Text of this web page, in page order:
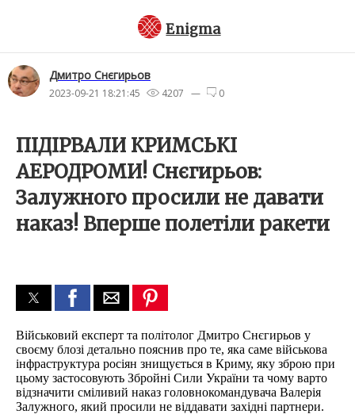
Enigma
Дмитро Снєгирьов
2023-09-21 18:21:45 4207 — 0
ПІДІРВАЛИ КРИМСЬКІ
АЕРОДРОМИ! Снєгирьов:
Залужного просили не давати
наказ! Вперше полетіли ракети
Військовий експерт та політолог Дмитро Снєгирьов у
своєму блозі детально пояснив про те, яка саме військова
інфраструктура росіян знищується в Криму, яку зброю при
цьому застосовують Збройні Сили України та чому варто
відзначити сміливий наказ головнокомандувача Валерія
Залужного, який просили не віддавати західні партнери.